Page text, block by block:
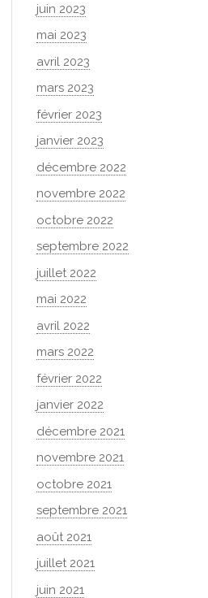
juin 2023
mai 2023
avril 2023
mars 2023
février 2023
janvier 2023
décembre 2022
novembre 2022
octobre 2022
septembre 2022
juillet 2022
mai 2022
avril 2022
mars 2022
février 2022
janvier 2022
décembre 2021
novembre 2021
octobre 2021
septembre 2021
août 2021
juillet 2021
juin 2021